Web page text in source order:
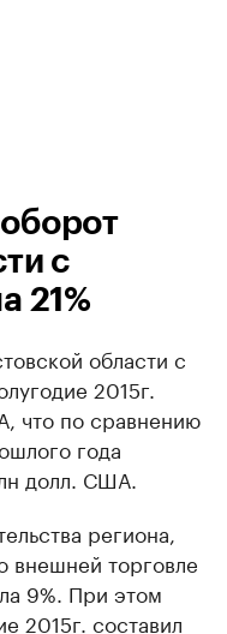
с
21%
области с
2015г.
что по сравнению
года
долл. США.
региона,
внешней торговле
9%. При этом
2015г. составил